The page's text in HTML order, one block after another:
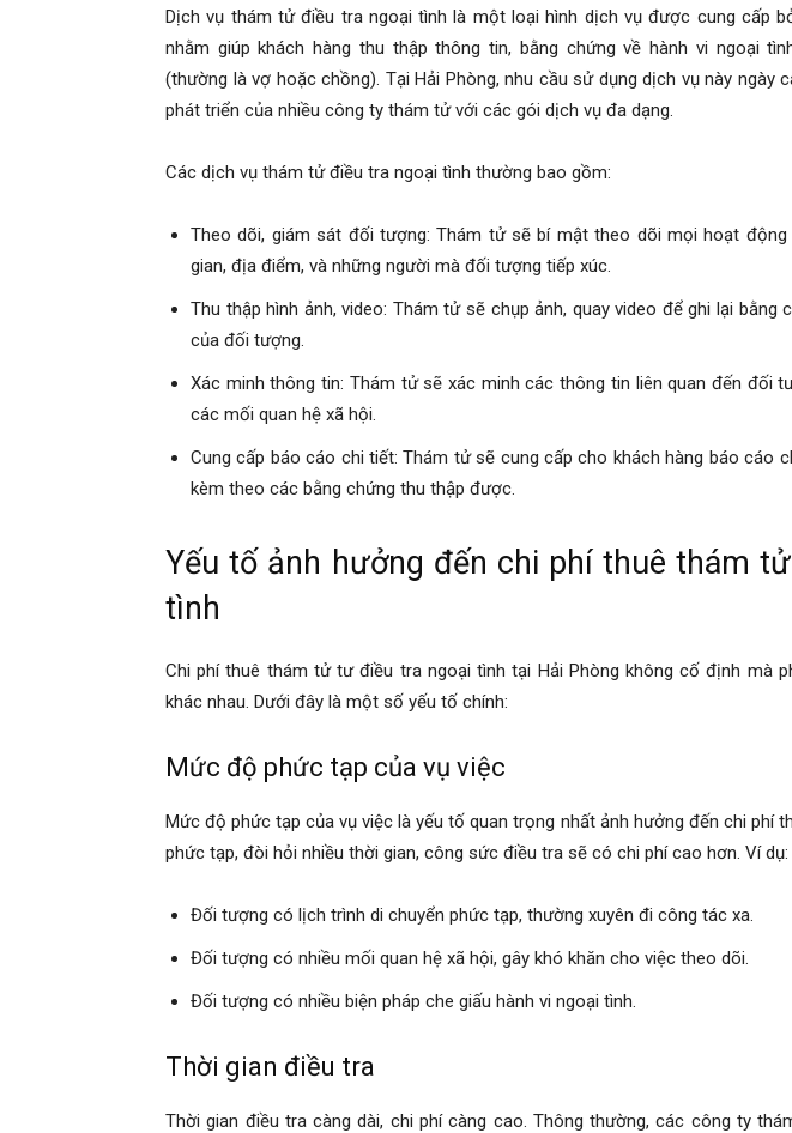
hai
phong,
van
phong
tham
tu
văn
phòng
tử
Dịch vụ thám tử điều tra ngoại tình là một loại hình dịch vụ được cung cấp
nhằm giúp khách hàng thu thập thông tin, bằng chứng về hành vi ngoại
(thường là vợ hoặc chồng). Tại Hải Phòng, nhu cầu sử dụng dịch vụ này ngày
phát triển của nhiều công ty thám tử với các gói dịch vụ đa dạng.
Các dịch vụ thám tử điều tra ngoại tình thường bao gồm:
Theo dõi, giám sát đối tượng: Thám tử sẽ bí mật theo dõi mọi hoạt
gian, địa điểm, và những người mà đối tượng tiếp xúc.
Thu thập hình ảnh, video: Thám tử sẽ chụp ảnh, quay video để ghi lại bằng
của đối tượng.
Xác minh thông tin: Thám tử sẽ xác minh các thông tin liên quan đến đối
các mối quan hệ xã hội.
Cung cấp báo cáo chi tiết: Thám tử sẽ cung cấp cho khách hàng báo cáo
kèm theo các bằng chứng thu thập được.
Yếu tố ảnh hưởng đến chi phí thuê thám
tình
Chi phí thuê thám tử tư điều tra ngoại tình tại Hải Phòng không cố định mà
khác nhau. Dưới đây là một số yếu tố chính:
Mức độ phức tạp của vụ việc
Mức độ phức tạp của vụ việc là yếu tố quan trọng nhất ảnh hưởng đến chi phí
phức tạp, đòi hỏi nhiều thời gian, công sức điều tra sẽ có chi phí cao hơn. Ví dụ:
Đối tượng có lịch trình di chuyển phức tạp, thường xuyên đi công tác xa.
Đối tượng có nhiều mối quan hệ xã hội, gây khó khăn cho việc theo dõi.
Đối tượng có nhiều biện pháp che giấu hành vi ngoại tình.
Thời gian điều tra
Thời gian điều tra càng dài, chi phí càng cao. Thông thường, các công ty